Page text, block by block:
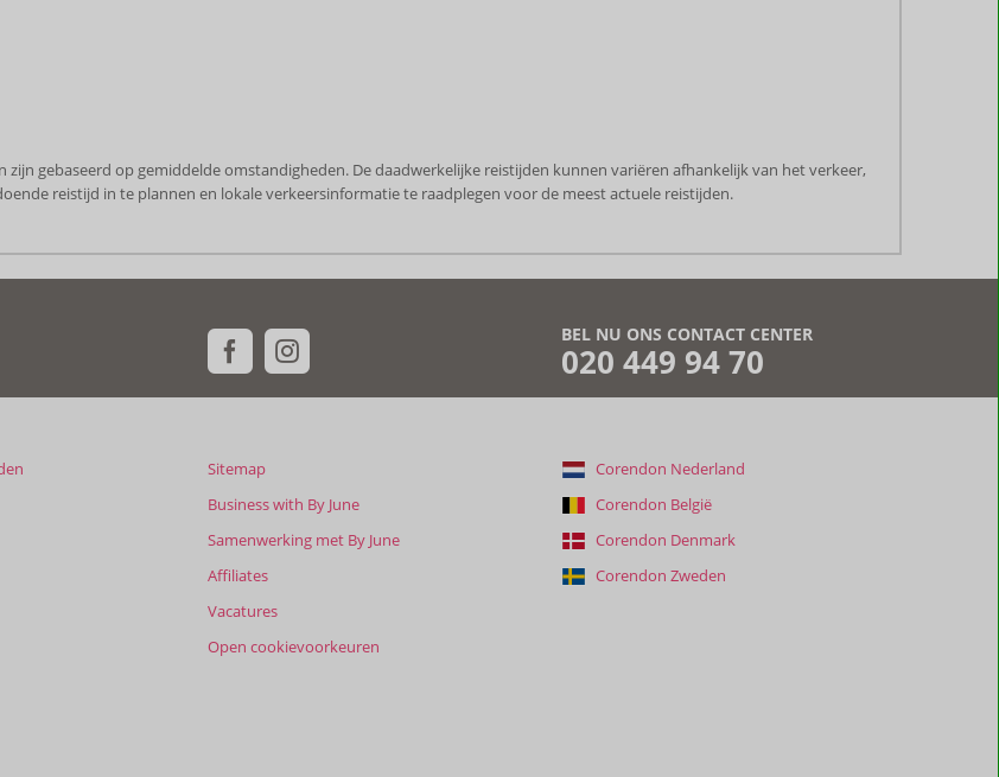
zijn gebaseerd op gemiddelde omstandigheden. De daadwerkelijke reistijden kunnen variëren afhankelijk van het verkeer,
reistijd in te plannen en lokale verkeersinformatie te raadplegen voor de meest actuele reistijden.
BEL NU ONS CONTACT CENTER
020 449 94 70
Sitemap
Business with By June
Samenwerking met By June
Affiliates
Vacatures
Open cookievoorkeuren
Corendon Nederland
Corendon België
Corendon Denmark
Corendon Zweden